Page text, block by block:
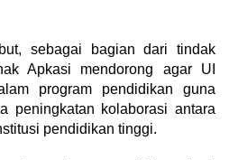
sebagai bagian dari tindak
Apkasi mendorong agar UI
program pendidikan guna
peningkatan kolaborasi antara
pendidikan tinggi.